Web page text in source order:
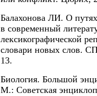
Балахонова ЛИ. О
в современный
лексикографической
словари новых слов.
13.
Биология. Большой
М.: Советская